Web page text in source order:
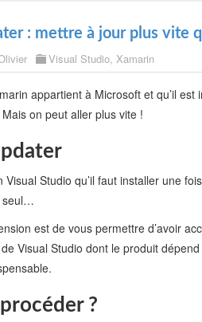
: mettre à jour plus vite
Visual Studio, Xamarin
appartient à Microsoft et qu’il
on peut aller plus vite !
Visual Studio qu’il faut installer une
seul…
est de vous permettre d’avoir
Visual Studio dont le produit
?